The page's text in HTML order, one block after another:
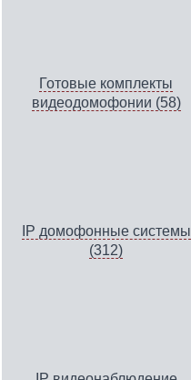
Готовые комплекты
видеодомофонии (58)
IP домофонные системы
(312)